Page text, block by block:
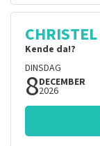
Kende da!?
DINSDAG
8DECEMBER
2026